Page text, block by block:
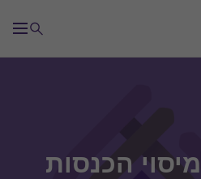
הכנסות